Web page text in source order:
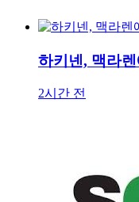
하키넨, 맥라
2시간 전